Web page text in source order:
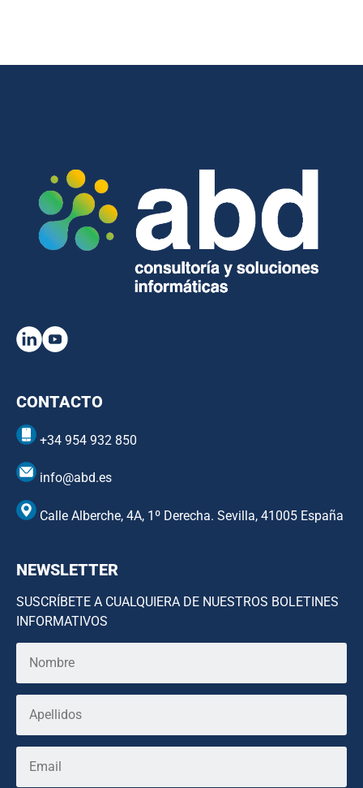
CONTACTO
+34 954 932 850
info@abd.es
Calle Alberche, 4A, 1º Derecha. Sevilla, 41005 España
NEWSLETTER
SUSCRÍBETE A CUALQUIERA DE NUESTROS BOLETINES
INFORMATIVOS